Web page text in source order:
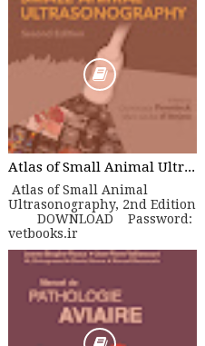
Atlas of Small Animal Ultrasonography, 2nd Edition
Atlas of Small Animal
Ultrasonography, 2nd Edition
DOWNLOAD Password:
vetbooks.ir